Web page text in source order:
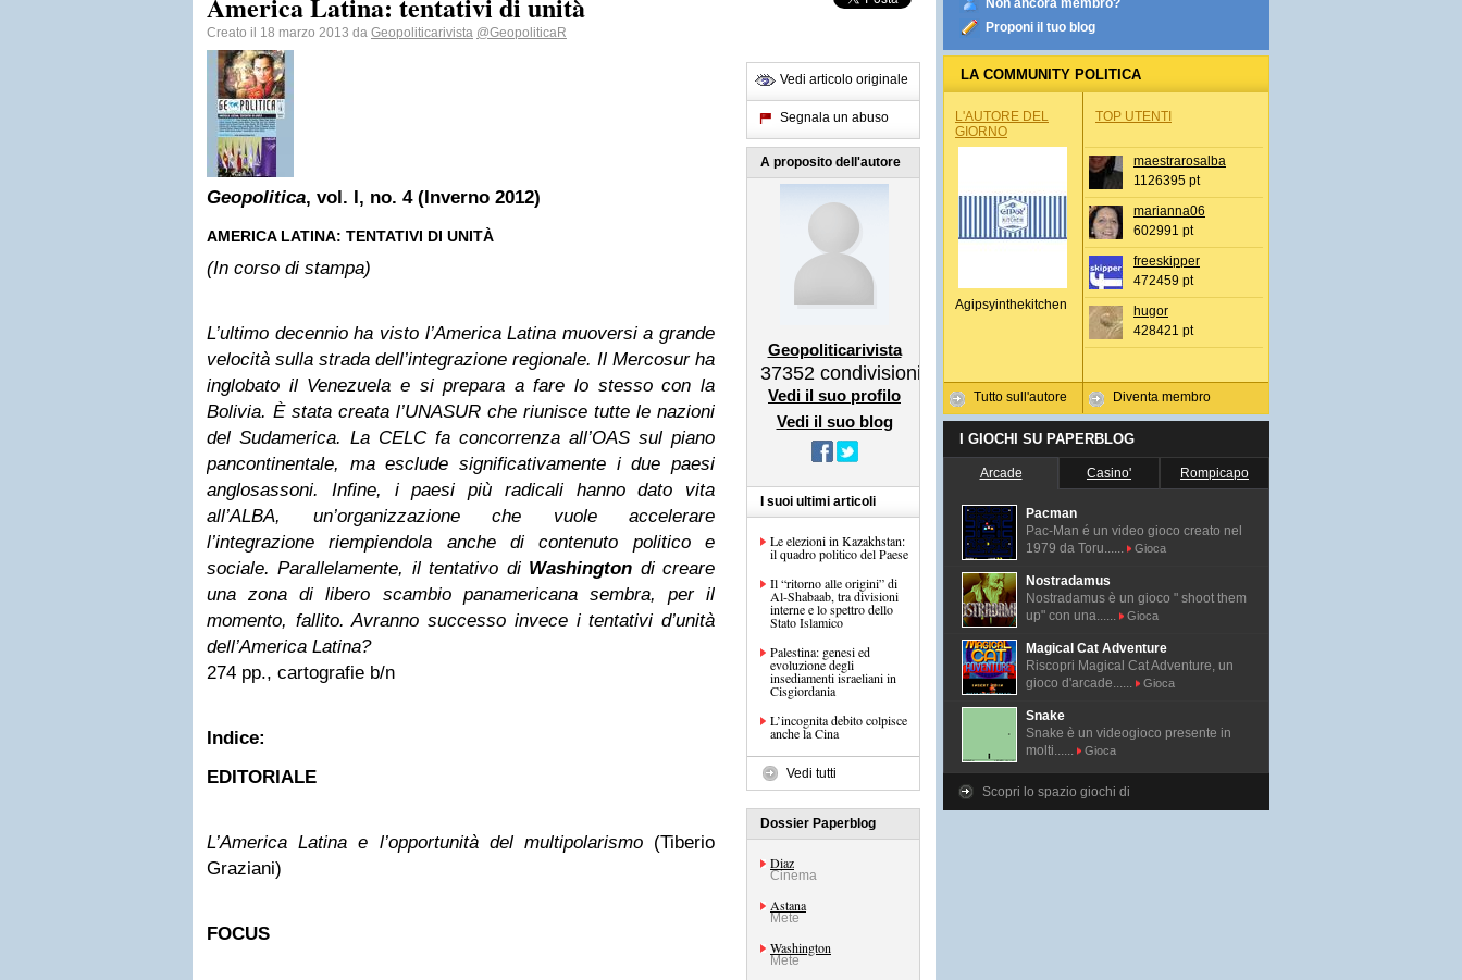
Creato il 18 marzo 2013 da Geopoliticarivista @GeopoliticaR
Geopolitica, vol. I, no. 4 (Inverno 2012)
AMERICA LATINA: TENTATIVI DI UNITÀ
(In corso di stampa)
L’ultimo decennio ha visto l’America Latina muoversi a grande
velocità sulla strada dell’integrazione regionale. Il Mercosur ha
inglobato il Venezuela e si prepara a fare lo stesso con la
Bolivia. È stata creata l’UNASUR che riunisce tutte le nazioni
del Sudamerica. La CELC fa concorrenza all’OAS sul piano
pancontinentale, ma esclude significativamente i due paesi
anglosassoni. Infine, i paesi più radicali hanno dato vita
all’ALBA, un’organizzazione che vuole accelerare
l’integrazione riempiendola anche di contenuto politico e
sociale. Parallelamente, il tentativo di Washington di creare
una zona di libero scambio panamericana sembra, per il
momento, fallito. Avranno successo invece i tentativi d’unità
dell’America Latina?
274 pp., cartografie b/n
Indice:
EDITORIALE
L’America Latina e l’opportunità del multipolarismo(Tiberio
Graziani)
FOCUS
Vedi articolo originale
Segnala un abuso
A proposito dell'autore
Geopoliticarivista
37352 condivisioni
Vedi il suo profilo
Vedi il suo blog
I suoi ultimi articoli
Le elezioni in Kazakhstan:
il quadro politico del Paese
Il “ritorno alle origini” di
Al-Shabaab, tra divisioni
interne e lo spettro dello
Stato Islamico
Palestina: genesi ed
evoluzione degli
insediamenti israeliani in
Cisgiordania
L’incognita debito colpisce
anche la Cina
Vedi tutti
Dossier Paperblog
Diaz
Cinema
Astana
Mete
Washington
Mete
Non ancora membro?
Proponi il tuo blog
LA COMMUNITY POLITICA
L'AUTORE DEL
GIORNO
Agipsyinthekitchen
Tutto sull'autore
TOP UTENTI
maestrarosalba
1126395 pt
marianna06
602991 pt
freeskipper
472459 pt
hugor
428421 pt
Diventa membro
I GIOCHI SU PAPERBLOG
Arcade Casino' Rompicapo
Pacman
Pac-Man é un video gioco creato nel
1979 da Toru......
Gioca
Nostradamus
Nostradamus è un gioco " shoot them
up" con una......
Gioca
Magical Cat Adventure
Riscopri Magical Cat Adventure, un
gioco d'arcade......
Gioca
Snake
Snake è un videogioco presente in
molti......
Gioca
Scopri lo spazio giochi di